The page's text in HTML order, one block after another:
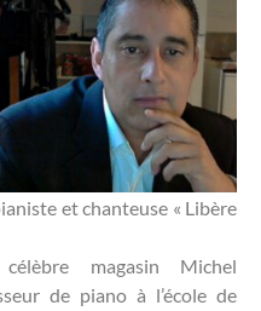
et chanteuse « Libère
magasin Michel
de piano à l’école de